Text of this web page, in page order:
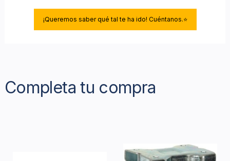
¡Queremos saber qué tal te ha ido! Cuéntanos.⭐
Completa tu compra